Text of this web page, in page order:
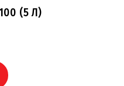
(5 Л)